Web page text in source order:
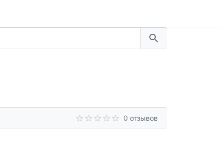
0 отзывов